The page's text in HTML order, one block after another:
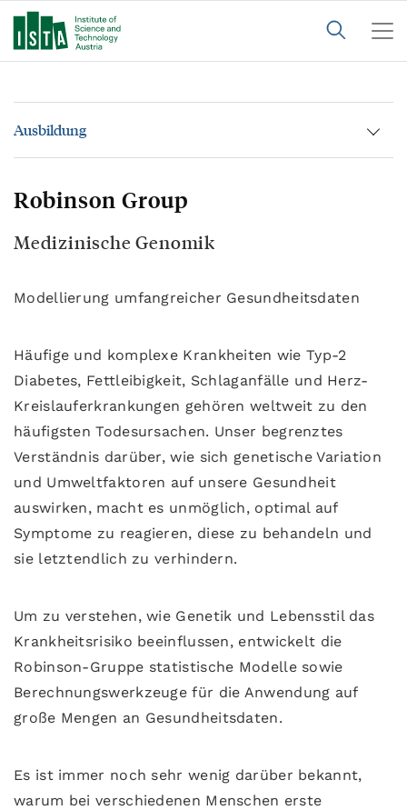
Ausbildung
Robinson Group
Medizinische Genomik
Modellierung umfangreicher Gesundheitsdaten
Häufige und komplexe Krankheiten wie Typ-2
Diabetes, Fettleibigkeit, Schlaganfälle und Herz-
Kreislauferkrankungen gehören weltweit zu den
häufigsten Todesursachen. Unser begrenztes
Verständnis darüber, wie sich genetische Variation
und Umweltfaktoren auf unsere Gesundheit
auswirken, macht es unmöglich, optimal auf
Symptome zu reagieren, diese zu behandeln und
sie letztendlich zu verhindern.
Um zu verstehen, wie Genetik und Lebensstil das
Krankheitsrisiko beeinflussen, entwickelt die
Robinson-Gruppe statistische Modelle sowie
Berechnungswerkzeuge für die Anwendung auf
große Mengen an Gesundheitsdaten.
Es ist immer noch sehr wenig darüber bekannt,
warum bei verschiedenen Menschen erste